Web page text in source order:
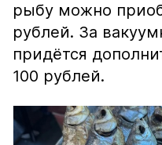
рыбу можно
рублей. За
придётся
100 рублей.